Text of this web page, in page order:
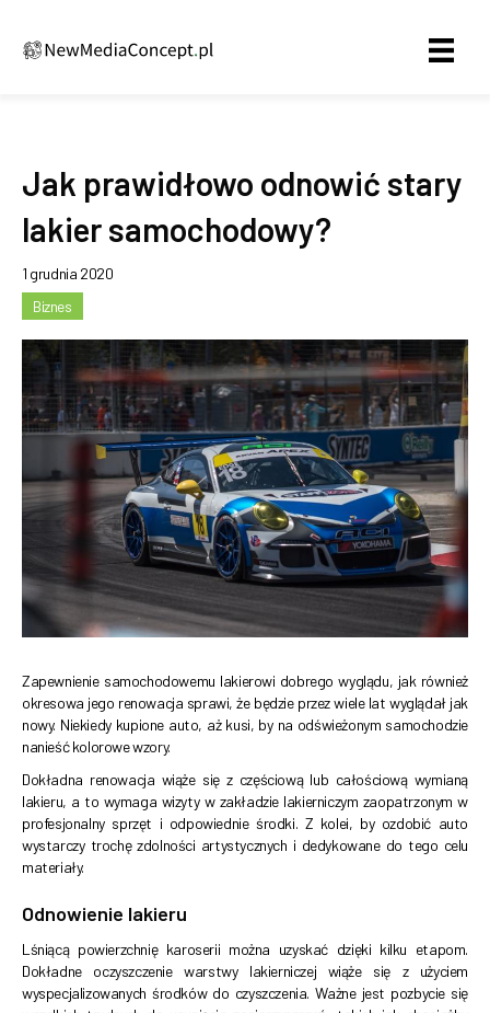
Jak prawidłowo odnowić stary
lakier samochodowy?
1 grudnia 2020
Biznes
Zapewnienie samochodowemu lakierowi dobrego wyglądu, jak również
okresowa jego renowacja sprawi, że będzie przez wiele lat wyglądał jak
nowy. Niekiedy kupione auto, aż kusi, by na odświeżonym samochodzie
nanieść kolorowe wzory.
Dokładna renowacja wiąże się z częściową lub całościową wymianą
lakieru, a to wymaga wizyty w zakładzie lakierniczym zaopatrzonym w
profesjonalny sprzęt i odpowiednie środki. Z kolei, by ozdobić auto
wystarczy trochę zdolności artystycznych i dedykowane do tego celu
materiały.
Odnowienie lakieru
Lśniącą powierzchnię karoserii można uzyskać dzięki kilku etapom.
Dokładne oczyszczenie warstwy lakierniczej wiąże się z użyciem
wyspecjalizowanych środków do czyszczenia. Ważne jest pozbycie się